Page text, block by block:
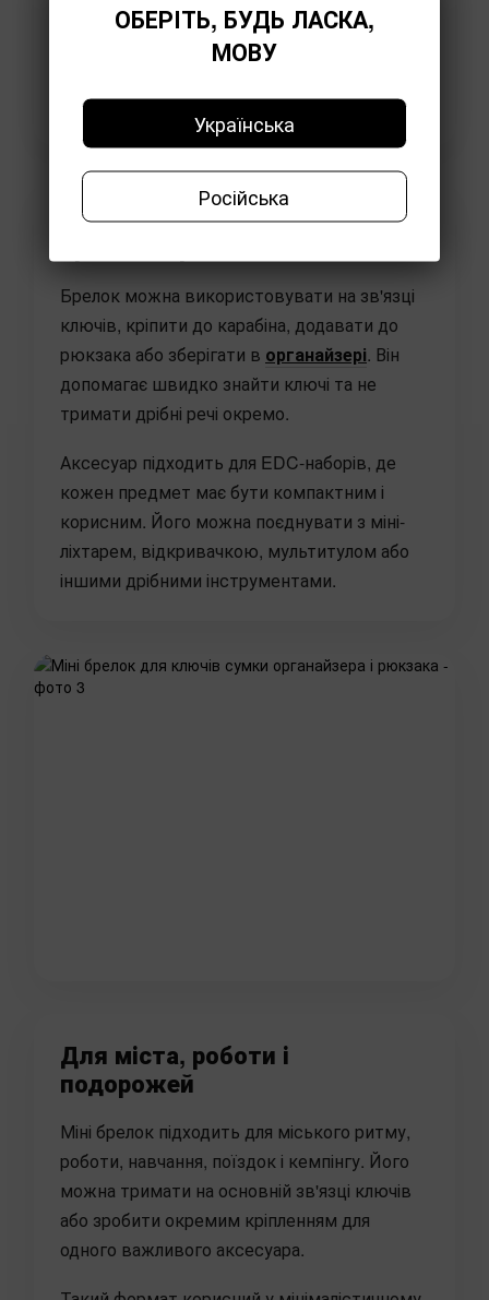
Для ключів, сумки і
Брелок можна використовувати на зв'язці
ключів, кріпити до карабіна, додавати до
рюкзака або зберігати в органайзері. Він
допомагає швидко знайти ключі та не
тримати дрібні речі окремо.
Аксесуар підходить для EDC-наборів, де
кожен предмет має бути компактним і
корисним. Його можна поєднувати з міні-
ліхтарем, відкривачкою, мультитулом або
іншими дрібними інструментами.
Для міста, роботи і
подорожей
Міні брелок підходить для міського ритму,
роботи, навчання, поїздок і кемпінгу. Його
можна тримати на основній зв'язці ключів
або зробити окремим кріпленням для
одного важливого аксесуара.
ОБЕРІТЬ, БУДЬ ЛАСКА,
МОВУ
Українська
Російська